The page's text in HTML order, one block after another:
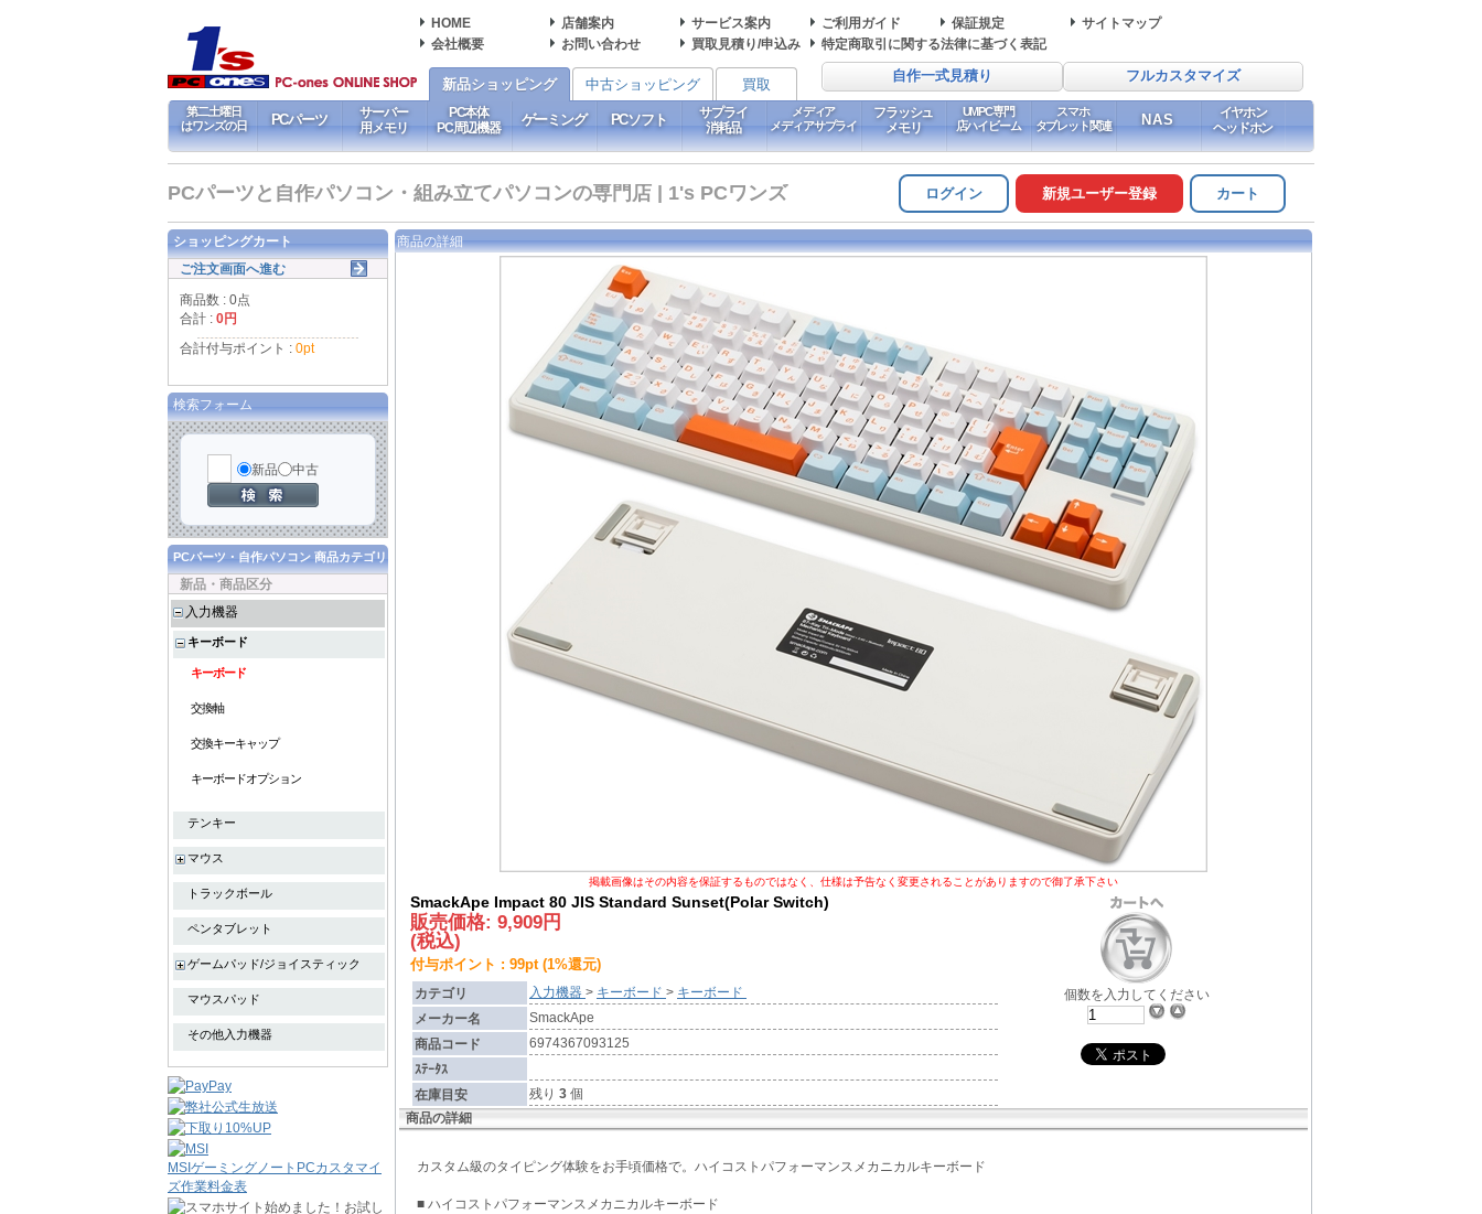
HOME 店舗案内 サービス案内 ご利用ガイド 保証規定
サイトマップ
会社概要
お問い合わせ 買取見積り/申込み 特定商取引に関する法律に基づく表記
自作一式見積り フルカスタマイズ
新品ショッピング 中古ショッピング 買取
第二土曜日
はワンズの日
PCパーツ
サーバー
用メモリ
PC本体
PC周辺機器
ゲーミング PCソフト
サプライ
消耗品
メディア
メディアサプライ
フラッシュ
メモリ
UMPC専門
店ハイビーム
スマホ
タブレット関連
NAS
イヤホン
ヘッドホン
PCパーツと自作パソコン・組み立てパソコンの専門店 | 1's PCワンズ ログイン 新規ユーザー登録 カート
商品の詳細
掲載画像はその内容を保証するものではなく、仕様は予告なく変更されることがありますので御了承下さい
SmackApe Impact 80 JIS Standard Sunset(Polar Switch)
販売価格: 9,909円
(税込)
付与ポイント : 99pt (1%還元)
カテゴリ 入力機器 > キーボード > キーボード
メーカー名
SmackApe
商品コード
6974367093125
ｽﾃｰﾀｽ
在庫目安
残り 3 個
個数を入力してください
商品の詳細
カスタム級のタイピング体験をお手頃価格で。ハイコストパフォーマンスメカニカルキーボード
■ ハイコストパフォーマンスメカニカルキーボード
ショッピングカート
ご注文画面へ進む
商品数 : 0点
合計 : 0円
合計付与ポイント : 0pt
検索フォーム
新品 中古
PCパーツ・自作パソコン 商品カテゴリ
新品・商品区分
入力機器
キーボード
キーボード
交換軸
交換キーキャップ
キーボードオプション
テンキー
マウス
トラックボール
ペンタブレット
ゲームパッド/ジョイスティック
マウスパッド
その他入力機器
MSIゲーミングノートPCカスタマイ
ズ作業料金表